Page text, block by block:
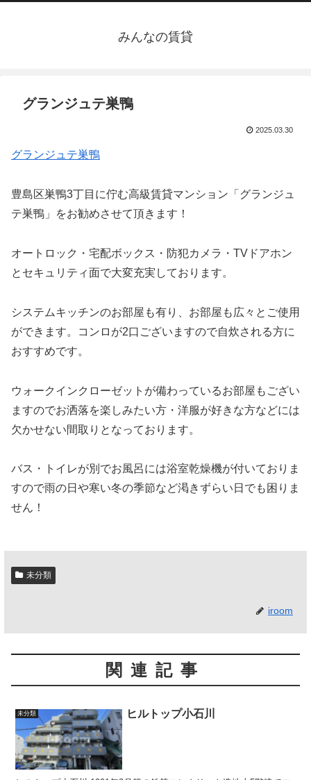
みんなの賃貸
グランジュテ巣鴨
2025.03.30
グランジュテ巣鴨
豊島区巣鴨3丁目に佇む高級賃貸マンション「グランジュ
テ巣鴨」をお勧めさせて頂きます！
オートロック・宅配ボックス・防犯カメラ・TVドアホン
とセキュリティ面で大変充実しております。
システムキッチンのお部屋も有り、お部屋も広々とご使用
ができます。コンロが2口ございますので自炊される方に
おすすめです。
ウォークインクローゼットが備わっているお部屋もござい
ますのでお洒落を楽しみたい方・洋服が好きな方などには
欠かせない間取りとなっております。
バス・トイレが別でお風呂には浴室乾燥機が付いておりま
すので雨の日や寒い冬の季節など渇きずらい日でも困りま
せん！
未分類
iroom
関連記事
未分類 ヒルトップ小石川